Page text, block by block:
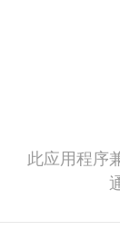
此应用程序